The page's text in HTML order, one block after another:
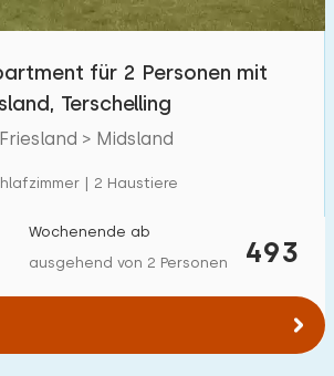
km) :
:
10 20
für 2 Personen mit
Terschelling
> Midsland
| 2 Haustiere
493
Wochenende ab
ausgehend von 2 Personen